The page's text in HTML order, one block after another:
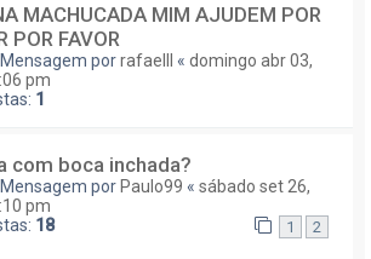
MACHUCADA MIM AJUDEM POR
POR FAVOR
porrafaelll « domingo abr 03,
pm
1
com boca inchada?
por Paulo99 « sábado set 26,
pm
18 1 2